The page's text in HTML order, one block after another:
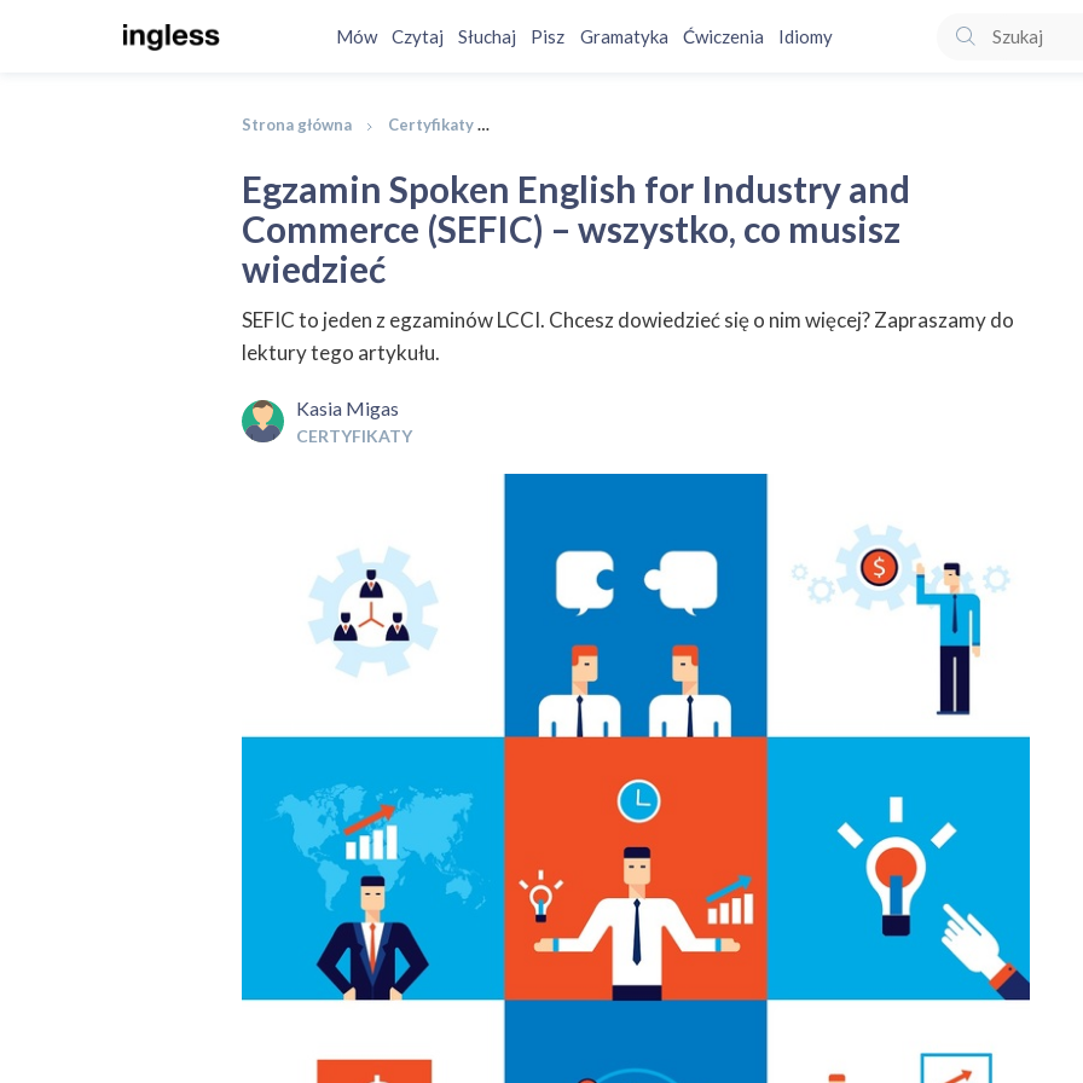
Mów Czytaj Słuchaj Pisz Gramatyka Ćwiczenia Idiomy
Strona główna Certyfikaty
Egzamin Spoken English for Industry and
Commerce (SEFIC) – wszystko, co musisz
wiedzieć
SEFIC to jeden z egzaminów LCCI. Chcesz dowiedzieć się o nim więcej? Zapraszamy do
lektury tego artykułu.
Kasia Migas
CERTYFIKATY